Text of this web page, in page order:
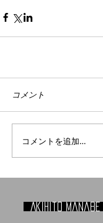
コメント
コメントを追加…
Akihito